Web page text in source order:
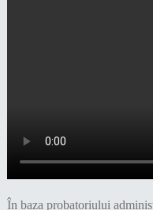
În baza probatoriului